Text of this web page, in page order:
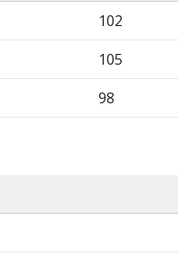
102
105
98